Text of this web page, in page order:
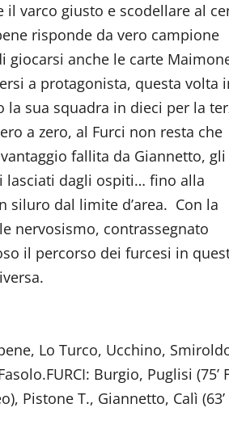
il varco giusto e scodellare al
risponde da vero campione
giocarsi anche le carte
a protagonista, questa volta
la sua squadra in dieci per la
a zero, al Furci non resta che
fallita da Giannetto, gli
lasciati dagli ospiti… fino alla
siluro dal limite d’area. Con la
nervosismo, contrassegnato
il percorso dei furcesi in
Lo Turco, Ucchino,
Burgio, Puglisi (75’
Pistone T., Giannetto, Calì (63’